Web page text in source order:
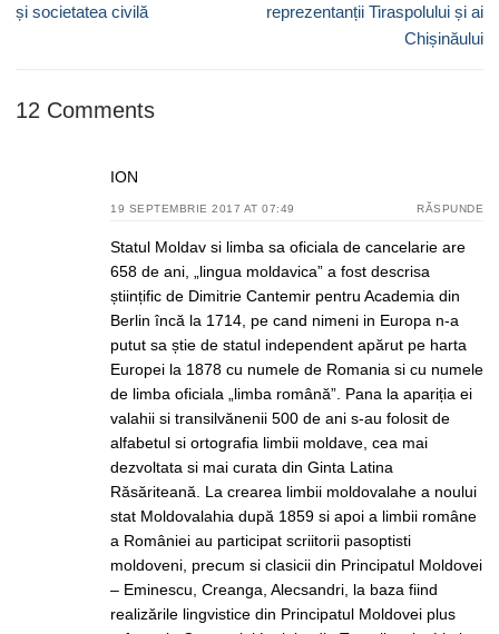
și societatea civilă
reprezentanții Tiraspolului și ai
Chișinăului
12 Comments
ION
19 SEPTEMBRIE 2017 AT 07:49 RĂSPUNDE
Statul Moldav si limba sa oficiala de cancelarie are
658 de ani, „lingua moldavica” a fost descrisa
științific de Dimitrie Cantemir pentru Academia din
Berlin încă la 1714, pe cand nimeni in Europa n-a
putut sa știe de statul independent apărut pe harta
Europei la 1878 cu numele de Romania si cu numele
de limba oficiala „limba română”. Pana la apariția ei
valahii si transilvănenii 500 de ani s-au folosit de
alfabetul si ortografia limbii moldave, cea mai
dezvoltata si mai curata din Ginta Latina
Răsăriteană. La crearea limbii moldovalahe a noului
stat Moldovalahia după 1859 si apoi a limbii române
a României au participat scriitorii pasoptisti
moldoveni, precum si clasicii din Principatul Moldovei
– Eminescu, Creanga, Alecsandri, la baza fiind
realizările lingvistice din Principatul Moldovei plus